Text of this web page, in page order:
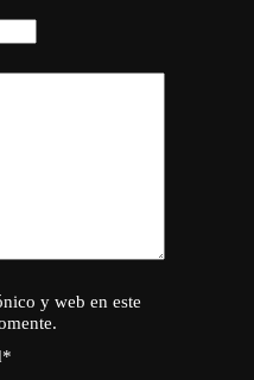
y web en este
*